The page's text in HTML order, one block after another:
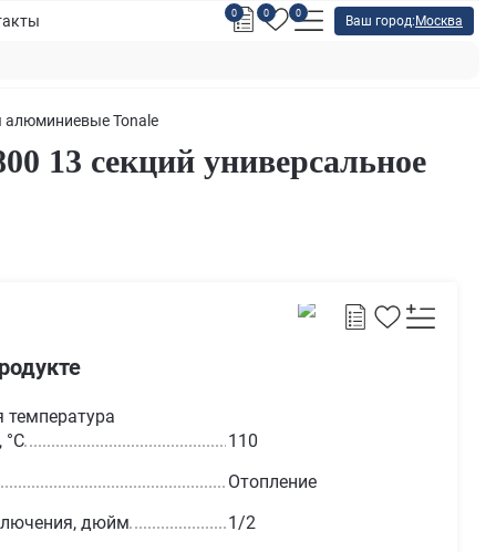
0 0 0
Ваш город: Москва
алюминиевые Tonale
13 секций универсальное
°С
110
Отопление
дюйм
1/2